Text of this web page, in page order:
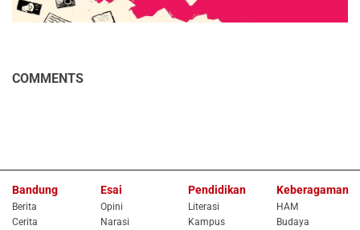
COMMENTS
Bandung
Berita
Cerita
Esai
Opini
Narasi
Pendidikan
Literasi
Kampus
Keberagaman
HAM
Budaya